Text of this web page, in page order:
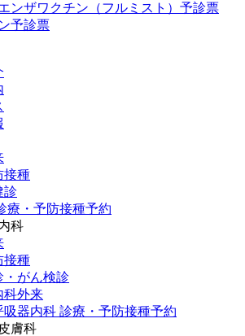
ンザワクチン（フルミスト）予診票
予診票
接種
診
療・予防接種予約
科
接種
・がん検診
科外来
吸器内科 診療・予防接種予約
膚科